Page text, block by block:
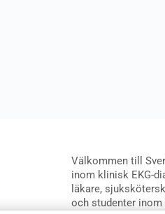
Välkommen till
inom klinisk EKG-
läkare,
och studenter